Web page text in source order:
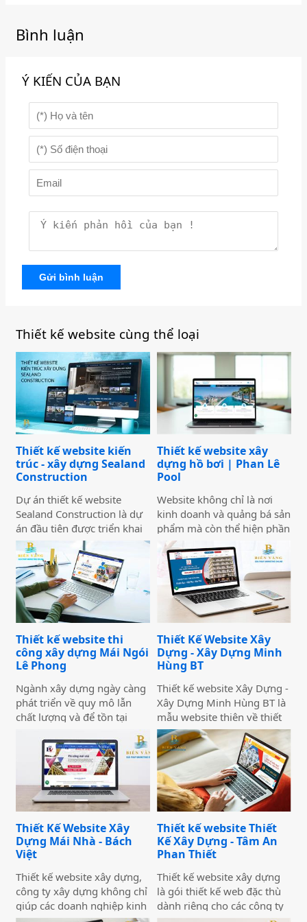
Bình luận
Ý KIẾN CỦA BẠN
Gửi bình luận
Thiết kế website cùng thể loại
Thiết kế website kiến
trúc - xây dựng Sealand
Construction
Dự án thiết kế website
Sealand Construction là dự
án đầu tiên được triển khai
trong năm 2026 bởi Công
ty Thiết kế Website Biển
Vàng, mang ý nghĩa mở đầu
cho một năm phát triển mới
với định hướng chuyên
nghiệp, bài bản và bền
Thiết kế website xây
dựng hồ bơi | Phan Lê
Pool
Website không chỉ là nơi
kinh doanh và quảng bá sản
phẩm mà còn thể hiện phần
nào bộ mặt của doanh
nghiệp. Việc thiết kế
website với giao diện đẹp,
bắt mắt với nội dung hấp
dẫn sẽ khiến website của
bạn thu hút trong mắt
Thiết kế website thi
công xây dựng Mái Ngói
Lê Phong
Ngành xây dựng ngày càng
phát triển về quy mô lẫn
chất lượng và để tồn tại
được trong ngành này quả
là một thách thức không hề
nhỏ đối với các doanh
nghiệp. Điều này đòi hỏi các
doanh nghiệp cần nỗ lực
gấp nhiều lần hơn nữa
hàng mới. Thiết kế website
thi công xây dựng vừa giúp
tăng uy tín đối với khách
hàng vừa khẳng định được
thương hiệu của bạn bằng
hồ sơ năng lực được thể
hiện trên website. Ngoài ra,
Thiết Kế Website Xây
Dựng - Xây Dựng Minh
Hùng BT
Thiết kế website Xây Dựng -
Xây Dựng Minh Hùng BT là
mẫu website thiên về thiết
kế - xây dựng nhà có phong
cách chuyên nghiệp, phù
hợp với các mục đích kinh
doanh, đặc biệt là trong lĩnh
vực xây dựng. Mẫu website
này cũng đã từng được
mua và thiết kế lại với các
tính năng đầy đủ, toàn diện.
Thiết Kế Website Xây
Dựng Mái Nhà - Bách
Việt
Thiết kế website xây dựng,
công ty xây dựng không chỉ
giúp các doanh nghiệp kinh
Thiết kế website Thiết
Kế Xây Dựng - Tâm An
Phan Thiết
Thiết kế website xây dựng
là gói thiết kế web đặc thù
dành riêng cho các công ty